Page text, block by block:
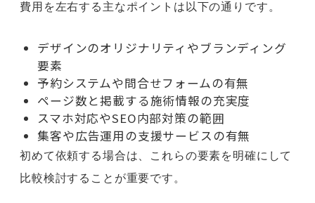
費用を左右する主なポイントは以下の通りです。
デザインのオリジナリティやブランディング
要素
予約システムや問合せフォームの有無
ページ数と掲載する施術情報の充実度
スマホ対応やSEO内部対策の範囲
集客や広告運用の支援サービスの有無
初めて依頼する場合は、これらの要素を明確にして
比較検討することが重要です。